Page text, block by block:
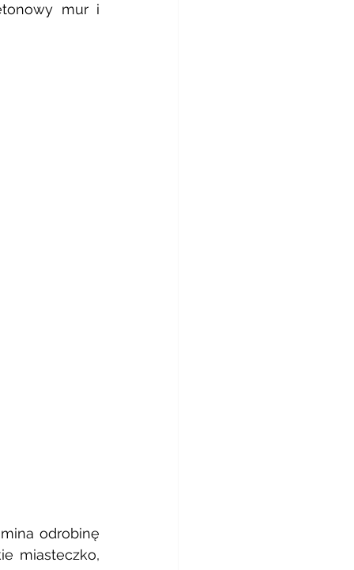
mur i
odrobinę
miasteczko,